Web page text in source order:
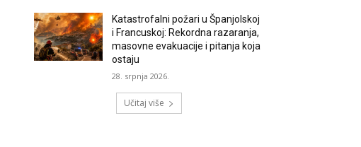
Katastrofalni požari u Španjolskoj
i Francuskoj: Rekordna razaranja,
masovne evakuacije i pitanja koja
ostaju
28. srpnja 2026.
Učitaj više